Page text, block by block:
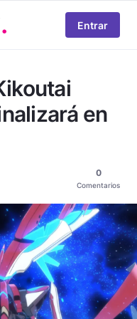
Entrar
en
0
Comentarios